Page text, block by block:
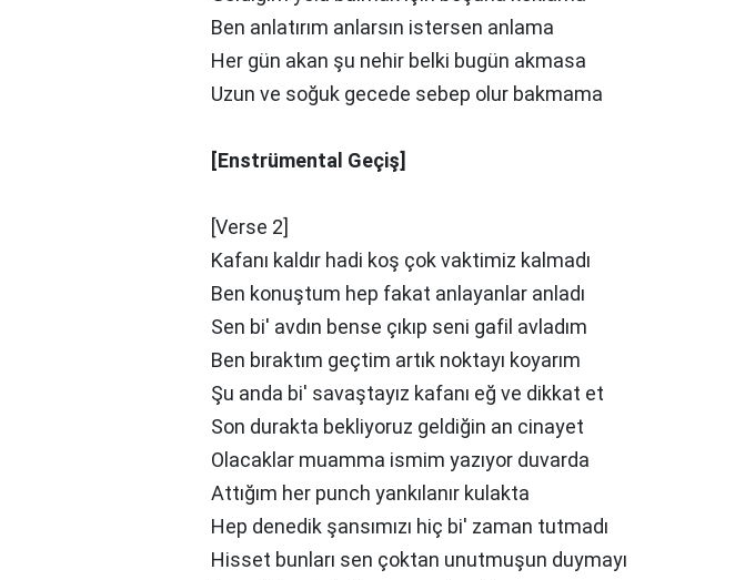
Ben anlatırım anlarsın istersen anlama
Her gün akan şu nehir belki bugün akmasa
Uzun ve soğuk gecede sebep olur bakmama
[Enstrümental Geçiş]
[Verse 2]
Kafanı kaldır hadi koş çok vaktimiz kalmadı
Ben konuştum hep fakat anlayanlar anladı
Sen bi' avdın bense çıkıp seni gafil avladım
Ben bıraktım geçtim artık noktayı koyarım
Şu anda bi' savaştayız kafanı eğ ve dikkat et
Son durakta bekliyoruz geldiğin an cinayet
Olacaklar muamma ismim yazıyor duvarda
Attığım her punch yankılanır kulakta
Hep denedik şansımızı hiç bi' zaman tutmadı
Hisset bunları sen çoktan unutmuşun duymayı